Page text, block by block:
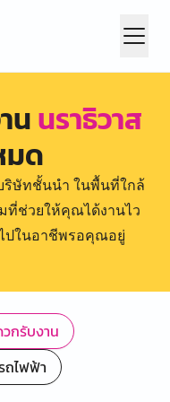
นนราธิวาส
ด
ษัทชั้นนำ ในพื้นที่ใกล้
ที่ช่วยให้คุณได้งานไว
ไปในอาชีพรอคุณอยู่
กรับงาน
ถไฟฟ้า